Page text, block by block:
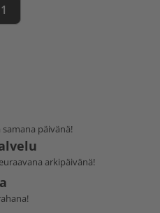
1
päivänä!
arkipäivänä!